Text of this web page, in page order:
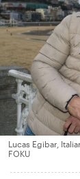
Lucas Egibar,
FOKU